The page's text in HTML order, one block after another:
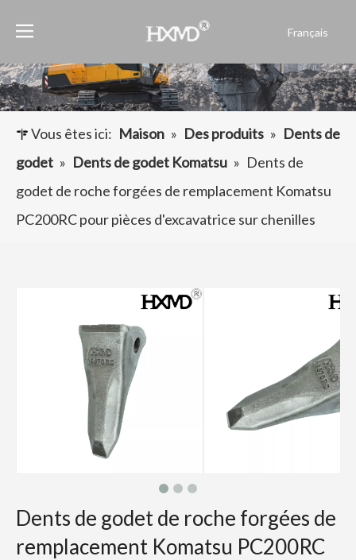
Français
العربية
Pусский
Español
Vous êtes ici: Maison » Des produits » Dents de
godet » Dents de godet Komatsu » Dents de
godet de roche forgées de remplacement Komatsu
PC200RC pour pièces d'excavatrice sur chenilles
Dents de godet de roche forgées de
remplacement Komatsu PC200RC